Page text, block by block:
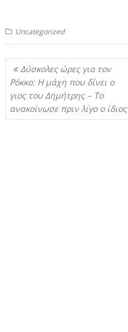
Uncategorized
Πλοήγηση
άρθρων
Δύσκολες ώρες για τον
Ρόκκο: Η μάχη που δίνει ο
γιος του Δημήτρης – Το
ανακοίνωσε πριν λίγο ο ίδιος